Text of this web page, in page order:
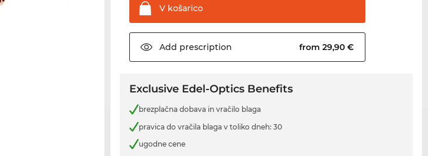
V košarico
Add prescription from 29,90 €
Exclusive Edel-Optics Benefits
brezplačna dobava in vračilo blaga
pravica do vračila blaga v toliko dneh: 30
ugodne cene